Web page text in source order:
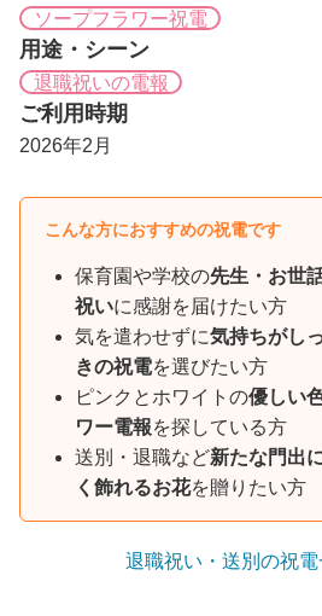
ソープフラワー祝電
用途・シーン
退職祝いの電報
ご利用時期
2026年2月
こんな方におすすめの祝電です
保育園や学校の先生・お世
祝いに感謝を届けたい方
気を遣わせずに気持ちがし
きの祝電を選びたい方
ピンクとホワイトの優しい
ワー電報を探している方
送別・退職など新たな門出
く飾れるお花を贈りたい方
退職祝い・送別の祝